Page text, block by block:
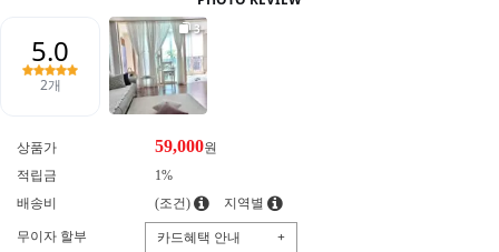
상품가 59,000원
적립금
1%
배송비
(조건) 지역별
무이자 할부 카드혜택 안내 +